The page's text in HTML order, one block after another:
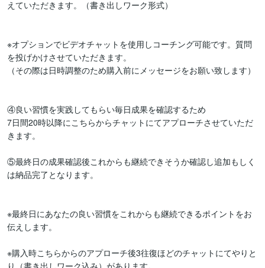
えていただきます。（書き出しワーク形式）
※オプションでビデオチャットを使用しコーチング可能です。質問
を投げかけさせていただきます。
（その際は日時調整のため購入前にメッセージをお願い致します）
④良い習慣を実践してもらい毎日成果を確認するため
7日間20時以降にこちらからチャットにてアプローチさせていただ
きます。
⑤最終日の成果確認後これからも継続できそうか確認し追加もしく
は納品完了となります。
※最終日にあなたの良い習慣をこれからも継続できるポイントをお
伝えします。
※購入時こちらからのアプローチ後3往復ほどのチャットにてやりと